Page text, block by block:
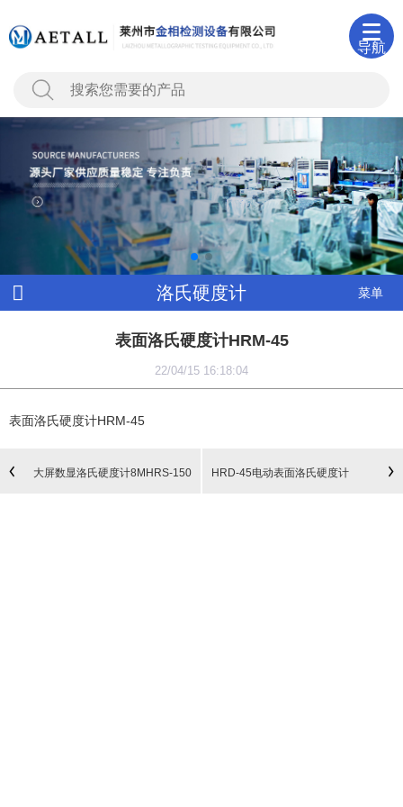
导航
洛氏硬度计 菜单
表面洛氏硬度计HRM-45
22/04/15 16:18:04
表面洛氏硬度计HRM-45
大屏数显洛氏硬度计8MHRS-150 HRD-45电动表面洛氏硬度计